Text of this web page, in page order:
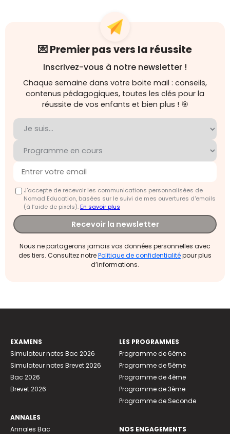
💌 Premier pas vers la réussite
Inscrivez-vous à notre newsletter !
Chaque semaine dans votre boite mail : conseils,
contenus pédagogiques, toutes les clés pour la
réussite de vos enfants et bien plus ! 🎯
J'accepte de recevoir les communications personnalisées de
Nomad Education, basées sur le suivi de mes ouvertures d'emails
(à l’aide de pixels).En savoir plus
Recevoir la newsletter
Nous ne partagerons jamais vos données personnelles avec
des tiers. Consultez notrePolitique de confidentialitépour plus
d’informations.
EXAMENS
Simulateur notes Bac 2026
Simulateur notes Brevet 2026
Bac 2026
Brevet 2026
ANNALES
Annales Bac
LES PROGRAMMES
Programme de 6ème
Programme de 5ème
Programme de 4ème
Programme de 3ème
Programme de Seconde
NOS ENGAGEMENTS